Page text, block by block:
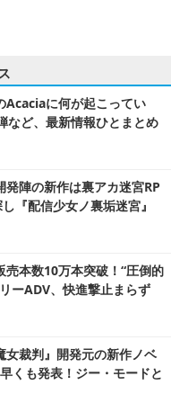
Acaciaに何が起こってい
など、最新情報ひとまとめ
発陣の新作は裏アカ迷宮RP
『配信少女ノ裏垢迷宮』
売本数10万本突破！“圧倒的
ーADV、快進撃止まらず
女裁判』開発元の新作ノベ
くも発表！ジー・モードと